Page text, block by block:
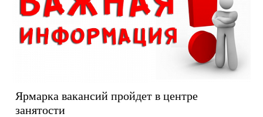
Ярмарка вакансий пройдет в центре
занятости